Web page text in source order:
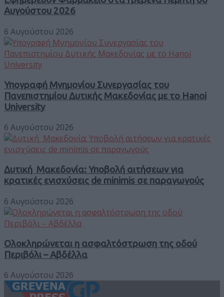
Αυγούστου 2026
6 Αυγούστου 2026
Υπογραφή Μνημονίου Συνεργασίας του
Πανεπιστημίου Δυτικής Μακεδονίας με το Hanoi
University
6 Αυγούστου 2026
Δυτική Μακεδονία: Υποβολή αιτήσεων για
κρατικές ενισχύσεις de minimis σε παραγωγούς
6 Αυγούστου 2026
Ολοκληρώνεται η ασφαλτόστρωση της οδού
Περιβόλι – Αβδέλλα
6 Αυγούστου 2026